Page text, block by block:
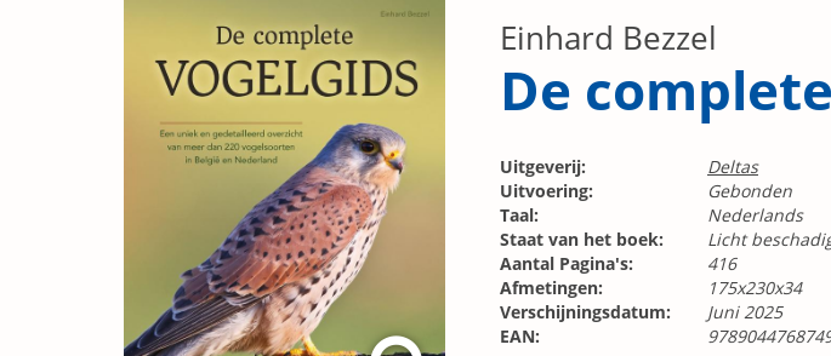
Einhard Bezzel
De
Uitgeverij:
Deltas
Uitvoering:
Gebonden
Taal:
Nederlands
Staat van het boek:
Licht
Aantal Pagina's:
416
Afmetingen:
175x230x34
Verschijningsdatum:
Juni 2025
EAN: